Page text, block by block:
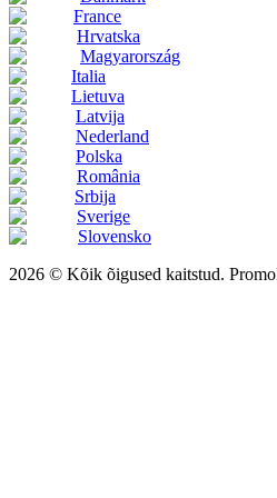
France
Hrvatska
Magyarország
Italia
Lietuva
Latvija
Nederland
Polska
România
Srbija
Sverige
Slovensko
2026 © Kõik õigused kaitstud.